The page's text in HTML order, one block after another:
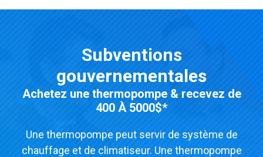
Subventions
gouvernementales
Achetez une thermopompe & recevez de
400 À 5000$*
Une thermopompe peut servir de système de
chauffage et de climatiseur. Une thermopompe